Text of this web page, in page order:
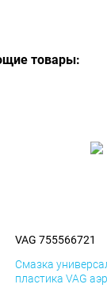
товары:
VAG 755566721
Смазка
пластика VAG